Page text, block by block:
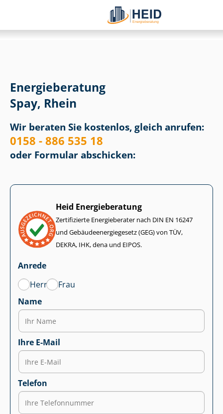
Energieberatung
Spay, Rhein
Wir beraten Sie kostenlos, gleich anrufen:
0158 - 886 535 18
oder Formular abschicken:
Heid Energieberatung
Zertifizierte Energieberater nach DIN EN 16247
und Ge­bäu­de­en­er­gie­ge­setz (GEG) von TÜV,
DEKRA, IHK, dena und EIPOS.
Anrede
Herr
Frau
Name
Ihre E-Mail
Telefon